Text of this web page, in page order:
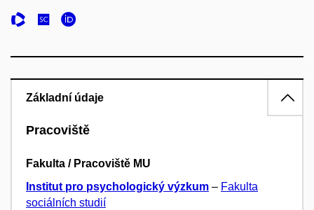
Základní údaje
Pracoviště
Fakulta / Pracoviště MU
Institut pro psychologický výzkum – Fakulta
sociálních studií